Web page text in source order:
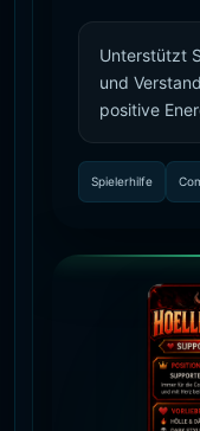
Unterstützt
und
positive
Spielerhilfe